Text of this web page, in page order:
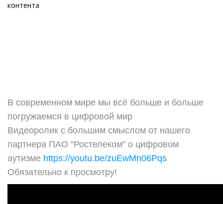
контента
В современном мире мы всё больше и больше
погружаемся в цифровой мир
Видеоролик с большим смыслом от нашего
партнера ПАО "Ростелеком" о цифровом
аутизме https://youtu.be/zuEwMn06Pqs
Обязательно к просмотру!